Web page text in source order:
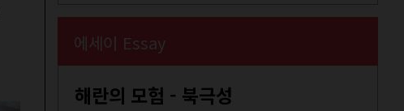
에세이 Essay
해란의 모험 - 북극성